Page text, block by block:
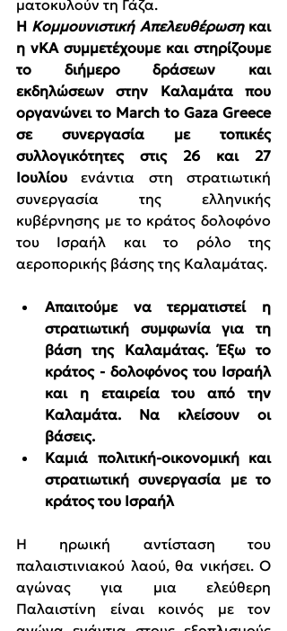
ματοκυλούν τη Γάζα.
Η Κομμουνιστική Απελευθέρωση και
η νΚΑ συμμετέχουμε και στηρίζουμε
το διήμερο δράσεων και
εκδηλώσεων στην Καλαμάτα που
οργανώνει το March to Gaza Greece
σε συνεργασία με τοπικές
συλλογικότητες στις 26 και 27
Ιουλίου ενάντια στη στρατιωτική
συνεργασία της ελληνικής
κυβέρνησης με το κράτος δολοφόνο
του Ισραήλ και το ρόλο της
αεροπορικής βάσης της Καλαμάτας.
Απαιτούμε να τερματιστεί η
στρατιωτική συμφωνία για τη
βάση της Καλαμάτας. Έξω το
κράτος - δολοφόνος του Ισραήλ
και η εταιρεία του από την
Καλαμάτα. Να κλείσουν οι
βάσεις.
Καμιά πολιτική-οικονομική και
στρατιωτική συνεργασία με το
κράτος του Ισραήλ
Η ηρωική αντίσταση του
παλαιστινιακού λαού, θα νικήσει. Ο
αγώνας για μια ελεύθερη
Παλαιστίνη είναι κοινός με τον